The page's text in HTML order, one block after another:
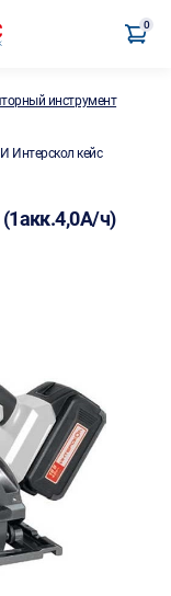
0
инструмент
Интерскол кейс
ч)